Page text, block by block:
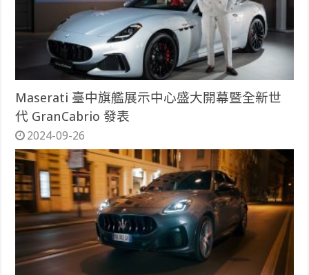
Maserati 臺中旗艦展示中心盛大開幕暨全新世
代 GranCabrio 發表
2024-09-26